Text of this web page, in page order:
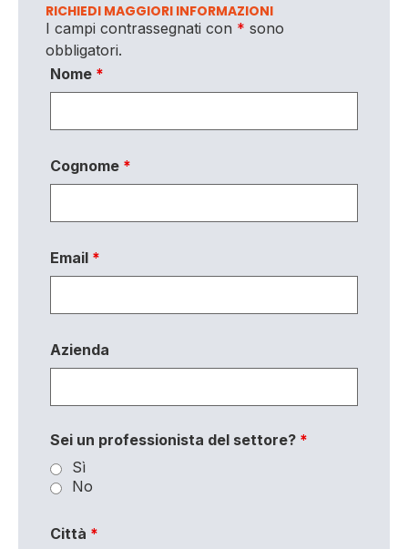
RICHIEDI MAGGIORI INFORMAZIONI
I campi contrassegnati con * sono
obbligatori.
Nome *
Cognome *
Email *
Azienda
Sei un professionista del settore? *
Sì
No
Città *